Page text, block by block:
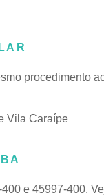
procedimento
Vila Caraípe
e 45997-400.